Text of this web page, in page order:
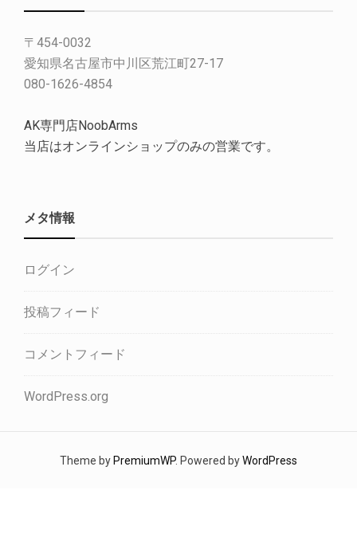
〒454-0032
愛知県名古屋市中川区荒江町27-17
080-1626-4854
AK専門店NoobArms
当店はオンラインショップのみの営業です。
メタ情報
ログイン
投稿フィード
コメントフィード
WordPress.org
Theme by PremiumWP. Powered byWordPress